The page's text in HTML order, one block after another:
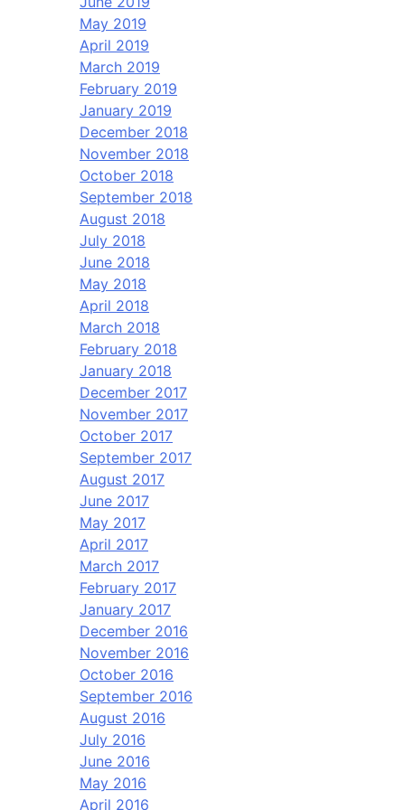
May 2019
April 2019
March 2019
February 2019
January 2019
December 2018
November 2018
October 2018
September 2018
August 2018
July 2018
June 2018
May 2018
April 2018
March 2018
February 2018
January 2018
December 2017
November 2017
October 2017
September 2017
August 2017
June 2017
May 2017
April 2017
March 2017
February 2017
January 2017
December 2016
November 2016
October 2016
September 2016
August 2016
July 2016
June 2016
May 2016
April 2016